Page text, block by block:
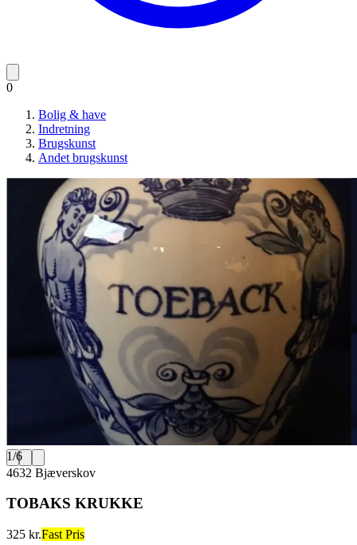
0
Bolig & have
Indretning
Brugskunst
Andet brugskunst
1/6
4632 Bjæverskov
TOBAKS KRUKKE
325 kr.Fast Pris